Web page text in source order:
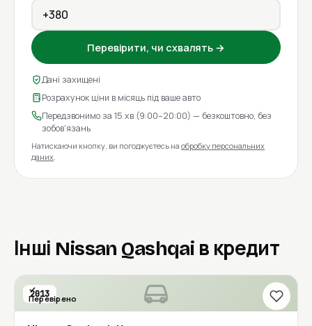
Перевірити, чи схвалять →
Дані захищені
Розрахунок ціни в місяць під ваше авто
Передзвонимо за 15 хв (9:00–20:00) — безкоштовно, без
зобов'язань
Натискаючи кнопку, ви погоджуєтесь на обробку персональних
даних.
Інші Nissan Qashqai в кредит
2013
Перевірено